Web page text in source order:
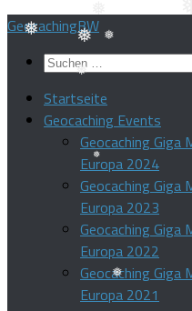
❅
❅
❅ ❅
❅ ❅
❅
Zum
springen
GeocachingBW
Suchen
Startseite
Geocaching Events
Geocaching Giga
Europa 2024
Geocaching Giga
Europa 2023
Geocaching Giga
Europa 2022
Geocaching Giga
Europa 2021